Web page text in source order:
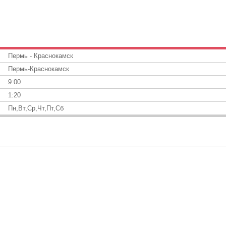
Пермь - Краснокамск
Пермь-Краснокамск
9:00
1:20
Пн,Вт,Ср,Чт,Пт,Сб